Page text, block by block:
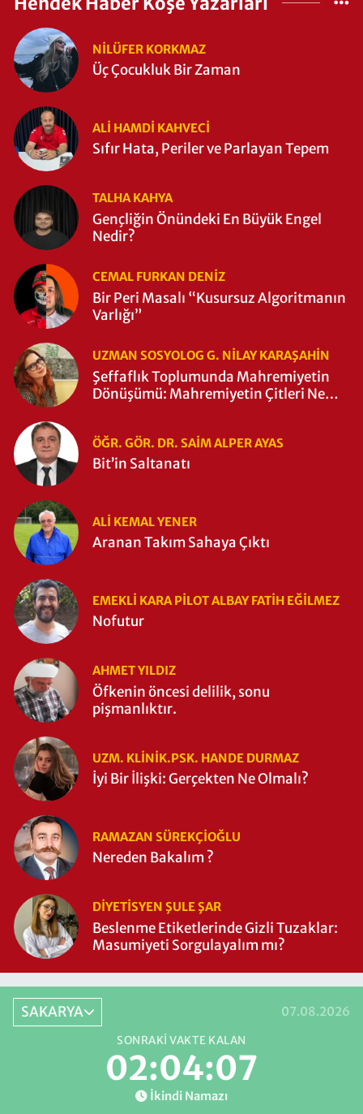
NILÜFER KORKMAZ
Üç Çocukluk Bir Zaman
ALI HAMDI KAHVECİ
Sıfır Hata, Periler ve Parlayan Tepem
TALHA KAHYA
Gençliğin Önündeki En Büyük Engel
Nedir?
CEMAL FURKAN DENİZ
Bir Peri Masalı “Kusursuz Algoritmanın
Varlığı”
UZMAN SOSYOLOG G. NILAY KARAŞAHİN
Şeffaflık Toplumunda Mahremiyetin
Dönüşümü: Mahremiyetin Çitleri Ne
ÖĞR. GÖR. DR. SAIM ALPER AYAS
Bit’in Saltanatı
ALI KEMAL YENER
Aranan Takım Sahaya Çıktı
EMEKLI KARA PILOT ALBAY FATIH EĞİLMEZ
Nofutur
AHMET YILDIZ
Öfkenin öncesi delilik, sonu
pişmanlıktır.
UZM. KLINIK.PSK. HANDE DURMAZ
İyi Bir İlişki: Gerçekten Ne Olmalı?
RAMAZAN SÜREKÇIOĞLU
Nereden Bakalım ?
DIYETISYEN ŞULE ŞAR
Beslenme Etiketlerinde Gizli Tuzaklar:
Masumiyeti Sorgulayalım mı?
SAKARYA 07.08.2026
SONRAKI VAKTE KALAN
02:04:06
İkindi Namazı